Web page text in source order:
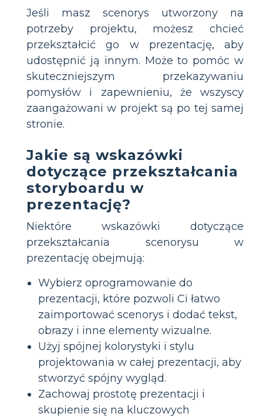
Jeśli masz scenorys utworzony na
potrzeby projektu, możesz chcieć
przekształcić go w prezentację, aby
udostępnić ją innym. Może to pomóc w
skuteczniejszym przekazywaniu
pomysłów i zapewnieniu, że wszyscy
zaangażowani w projekt są po tej samej
stronie.
Jakie są wskazówki
dotyczące przekształcania
storyboardu w
prezentację?
Niektóre wskazówki dotyczące
przekształcania scenorysu w
prezentację obejmują:
Wybierz oprogramowanie do
prezentacji, które pozwoli Ci łatwo
zaimportować scenorys i dodać tekst,
obrazy i inne elementy wizualne.
Użyj spójnej kolorystyki i stylu
projektowania w całej prezentacji, aby
stworzyć spójny wygląd.
Zachowaj prostotę prezentacji i
skupienie się na kluczowych